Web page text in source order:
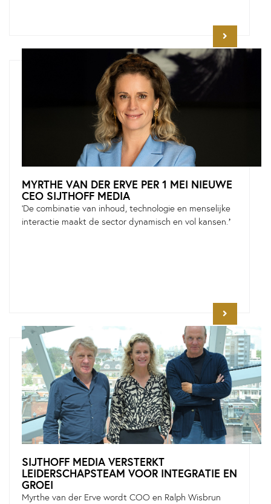
MYRTHE VAN DER ERVE PER 1 MEI NIEUWE
CEO SIJTHOFF MEDIA
'De combinatie van inhoud, technologie en menselijke
interactie maakt de sector dynamisch en vol kansen.’
SIJTHOFF MEDIA VERSTERKT
LEIDERSCHAPSTEAM VOOR INTEGRATIE EN
GROEI
Myrthe van der Erve wordt COO en Ralph Wisbrun